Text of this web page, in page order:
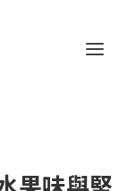
果味與堅